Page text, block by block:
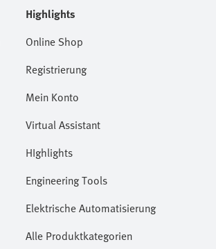
Highlights
Online Shop
Registrierung
Mein Konto
Virtual Assistant
HIghlights
Engineering Tools
Elektrische Automatisierung
Alle Produktkategorien